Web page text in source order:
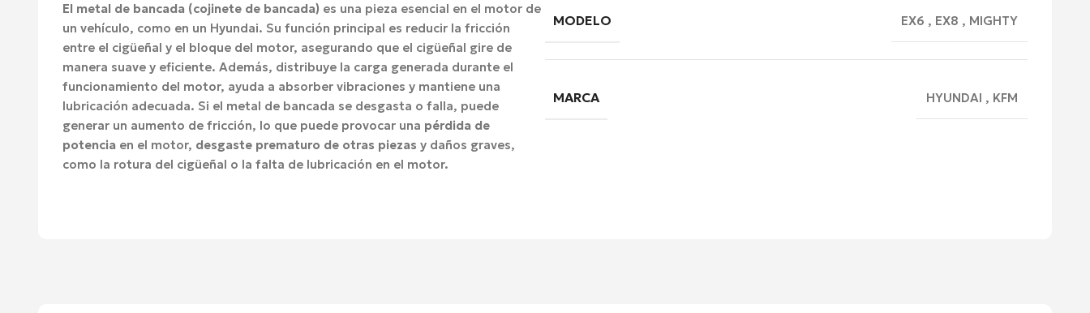
El metal de bancada (cojinete de bancada) es una pieza esencial en el motor de
un vehículo, como en un Hyundai. Su función principal es reducir la fricción
entre el cigüeñal y el bloque del motor, asegurando que el cigüeñal gire de
manera suave y eficiente. Además, distribuye la carga generada durante el
funcionamiento del motor, ayuda a absorber vibraciones y mantiene una
lubricación adecuada. Si el metal de bancada se desgasta o falla, puede
generar un aumento de fricción, lo que puede provocar una pérdida de
potencia en el motor, desgaste prematuro de otras piezas y daños graves,
como la rotura del cigüeñal o la falta de lubricación en el motor.
MODELO EX6 , EX8 , MIGHTY
MARCA HYUNDAI , KFM